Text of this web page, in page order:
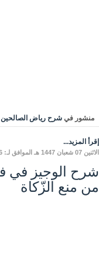
منشور في شرح رياض الصالحين
إقرأ المزيد...
الاثنين 07 شعبان 1447 هـ الموافق لـ: 26 جانفي 2026 08:45
من منع الزّكاة